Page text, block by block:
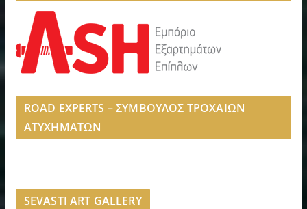
ROAD EXPERTS – ΣΥΜΒΟΥΛΟΣ ΤΡΟΧΑΙΩΝ
ΑΤΥΧΗΜΑΤΩΝ
SEVASTI ART GALLERY